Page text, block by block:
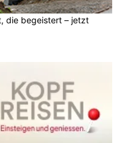
die begeistert – jetzt